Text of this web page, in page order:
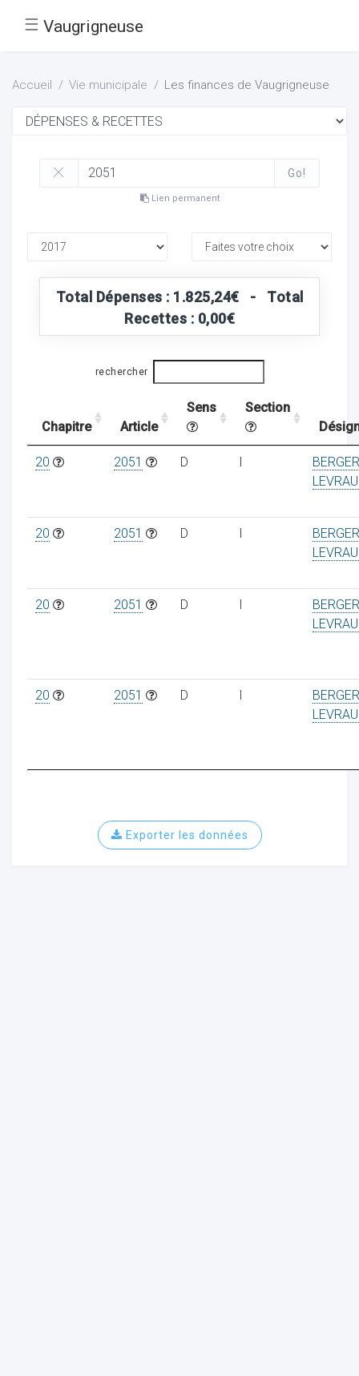
☰ Vaugrigneuse
Accueil Vie municipale Les finances de Vaugrigneuse
Go!
Lien permanent
Total Dépenses : 1.825,24€ - Total
Recettes : 0,00€
rechercher
Chapitre Article
Sens
Section
20 2051 D I
BERGER
20 2051 D I
BERGER
20 2051 D I
BERGER
20 2051 D I
BERGER
Exporter les données